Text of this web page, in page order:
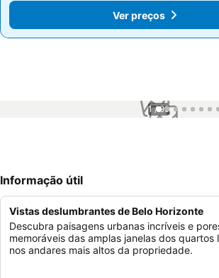
Ver preços
Ver preços
1 / 99
Informação útil
Vistas deslumbrantes de Belo Horizonte
Descubra paisagens urbanas incríveis e
memoráveis das amplas janelas dos quartos
nos andares mais altos da propriedade.